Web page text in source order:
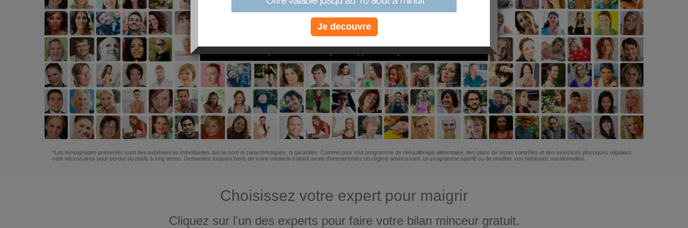
Non, je préfère le régime gratuit
*Les témoignages présentés sont des expériences individuelles qui ne sont ni caractéristiques, ni garanties. Comme pour tout programme de rééquilibrage alimentaire, des plans de repas contrôlés et des exercices physiques réguliers
sont nécessaires pour perdre du poids à long terme. Demandez toujours l'avis de votre médecin traitant avant d'entreprendre un régime amincissant, un programme sportif ou de modifier vos habitudes nutritionnelles.
Choisissez votre expert pour maigrir
Cliquez sur l'un des experts pour faire votre bilan minceur gratuit.
Je decouvre